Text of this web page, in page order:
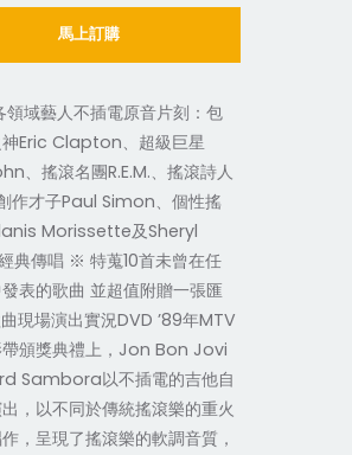
馬上訂購
域藝人不插電原音片刻：包
神Eric Clapton、超級巨星
、搖滾名團R.E.M.、搖滾詩人
作才子Paul Simon、個性搖
Morissette及Sheryl
典傳唱 ※ 特蒐10首未曾在任
表的歌曲 並超值附贈一張匯
現場演出實況DVD ’89年MTV
帶頒獎典禮上，Jon Bon Jovi
Sambora以不插電的吉他自
，以不同於傳統搖滾樂的重火
，呈現了搖滾樂的軟調音質，